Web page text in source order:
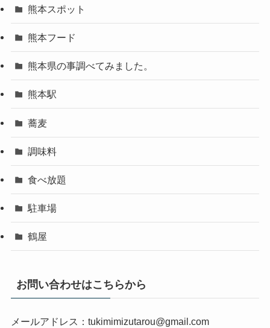
熊本スポット
熊本フード
熊本県の事調べてみました。
熊本駅
蕎麦
調味料
食べ放題
駐車場
鶴屋
お問い合わせはこちらから
メールアドレス：tukimimizutarou@gmail.com